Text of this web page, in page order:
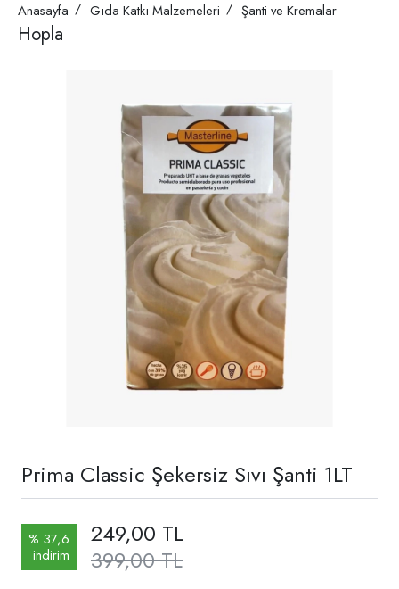
Anasayfa Gıda Katkı Malzemeleri Şanti ve Kremalar
Hopla
Prima Classic Şekersiz Sıvı Şanti 1LT
% 37,6
indirim
399,00 TL
249,00 TL